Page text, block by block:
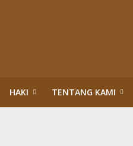
HAKI TENTANG KAMI